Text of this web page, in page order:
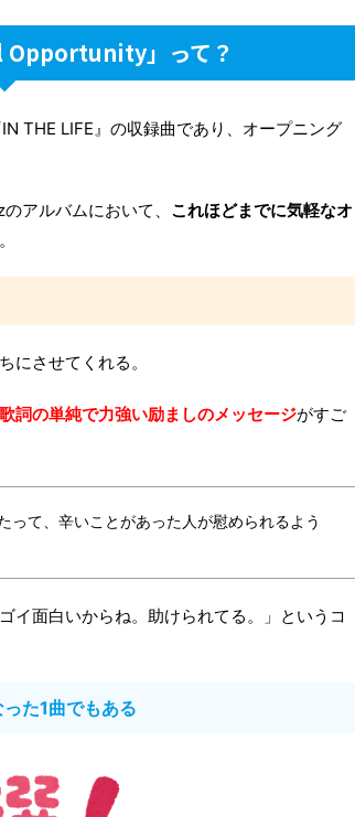
」って？
THE LIFE』の収録曲であり、オープニング
アルバムにおいて、 これほどまでに気軽なオ
にさせてくれる。
歌詞の単純で力強い励ましのメッセージがすご
て、辛いことがあった人が慰められるよう
イ面白いからね。助けられてる。」というコ
た1曲でもある